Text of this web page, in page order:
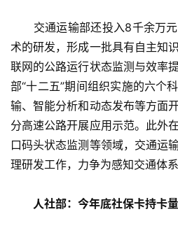
交通运输部还投入8千余万元
术的研发，形成一批具有自主知
联网的公路运行状态监测与效率
部“十二五”期间组织实施的六个
输、智能分析和动态发布等方面
分高速公路开展应用示范。此外
口码头状态监测等领域，交通运
理研发工作，力争为感知交通体
人社部：今年底社保卡持卡